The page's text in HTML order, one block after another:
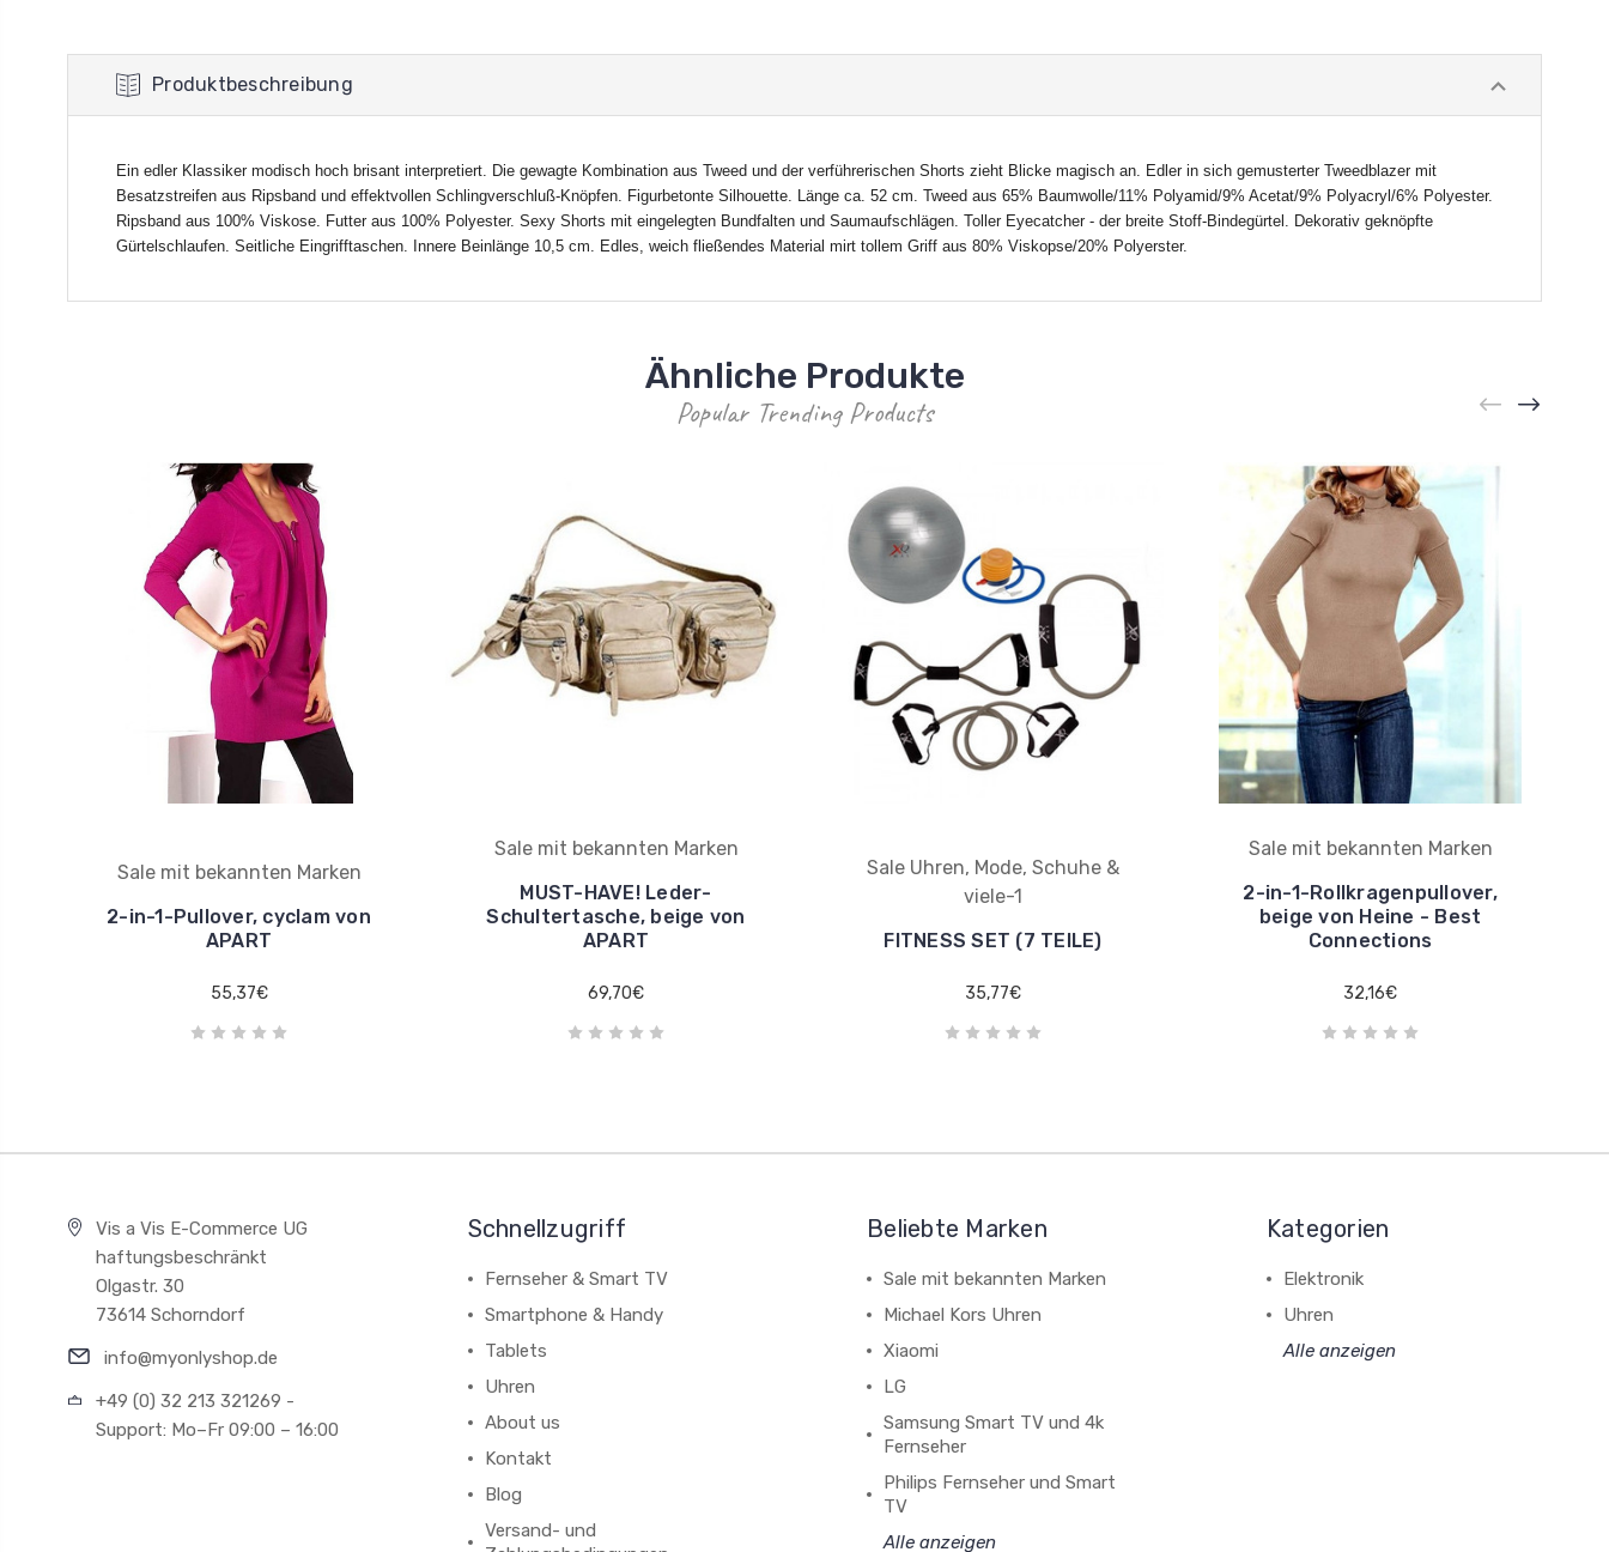
Produktbeschreibung
Ein edler Klassiker modisch hoch brisant interpretiert. Die gewagte Kombination aus Tweed und der verführerischen Shorts zieht Blicke magisch an. Edler in sich gemusterter Tweedblazer mit
Besatzstreifen aus Ripsband und effektvollen Schlingverschluß-Knöpfen. Figurbetonte Silhouette. Länge ca. 52 cm. Tweed aus 65% Baumwolle/11% Polyamid/9% Acetat/9% Polyacryl/6% Polyester.
Ripsband aus 100% Viskose. Futter aus 100% Polyester. Sexy Shorts mit eingelegten Bundfalten und Saumaufschlägen. Toller Eyecatcher - der breite Stoff-Bindegürtel. Dekorativ geknöpfte
Gürtelschlaufen. Seitliche Eingrifftaschen. Innere Beinlänge 10,5 cm. Edles, weich fließendes Material mirt tollem Griff aus 80% Viskopse/20% Polyerster.
Ähnliche Produkte
Popular Trending Products
Sale mit bekannten Marken
2-in-1-Pullover, cyclam von
APART
55,37€
Sale mit bekannten Marken
MUST-HAVE! Leder-
Schultertasche, beige von
APART
69,70€
Sale Uhren, Mode, Schuhe &
viele-1
FITNESS SET (7 TEILE)
35,77€
Sale mit bekannten Marken
2-in-1-Rollkragenpullover,
beige von Heine - Best
Connections
32,16€
Vis a Vis E-Commerce UG
haftungsbeschränkt
Olgastr. 30
73614 Schorndorf
info@myonlyshop.de
+49 (0) 32 213 321269 -
Support: Mo–Fr 09:00 – 16:00
Schnellzugriff
Fernseher & Smart TV
Smartphone & Handy
Tablets
Uhren
About us
Kontakt
Blog
Versand- und
Beliebte Marken
Sale mit bekannten Marken
Michael Kors Uhren
Xiaomi
LG
Samsung Smart TV und 4k
Fernseher
Philips Fernseher und Smart
TV
Alle anzeigen
Kategorien
Elektronik
Uhren
Alle anzeigen